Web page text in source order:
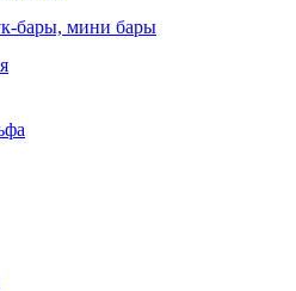
бары, мини бары